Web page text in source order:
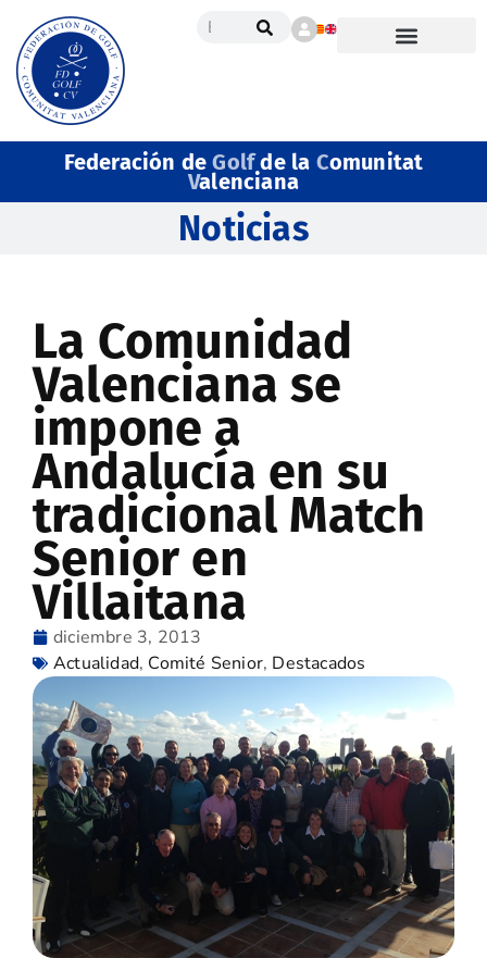
Federación deGolfde la Comunitat
Valenciana
Noticias
La Comunidad
Valenciana se
impone a
Andalucía en su
tradicional Match
Senior en
Villaitana
diciembre 3, 2013
Actualidad, Comité Senior, Destacados